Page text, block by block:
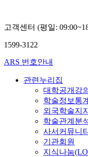
고객센터 (평일:
1599-3122
ARS 번호안내
관련누리집
대학공개강
학술정보통
외국학술지
학술관계분
사서커뮤니티
기관회원
지식나눔